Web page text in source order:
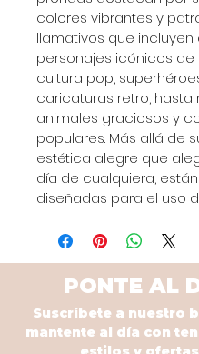
colores vibrantes y
llamativos que incluyen
personajes icónicos de
cultura pop,
caricaturas retro, hasta
animales graciosos y
populares. Más allá de
estética alegre que
día de cualquiera, están
diseñadas para el uso
PONTE AL
Suscríbete a nuestro
mantente al día con